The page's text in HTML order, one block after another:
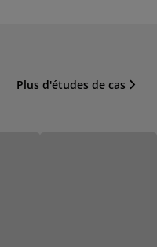
Plus d'études de cas